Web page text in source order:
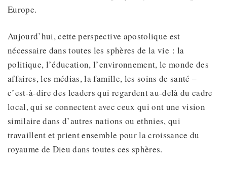
Europe.
Aujourd’hui, cette perspective apostolique est
nécessaire dans toutes les sphères de la vie : la
politique, l’éducation, l’environnement, le monde des
affaires, les médias, la famille, les soins de santé –
c’est-à-dire des leaders qui regardent au-delà du cadre
local, qui se connectent avec ceux qui ont une vision
similaire dans d’autres nations ou ethnies, qui
travaillent et prient ensemble pour la croissance du
royaume de Dieu dans toutes ces sphères.